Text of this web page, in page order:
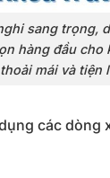
sang trọng,
hàng đầu cho
mái và tiện
các dòng